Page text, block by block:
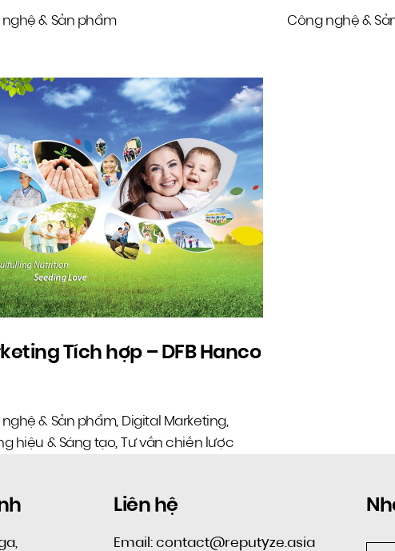
& Sản phẩm Công nghệ &
Tích hợp – DFB Hanco
& Sản phẩm, Digital Marketing,
hiệu & Sáng tạo, Tư vấn chiến lược
Liên hệ
Email: contact@reputyze.asia